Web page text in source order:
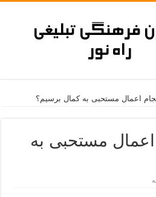
اعمال مستحبی به کمال برسیم؟
اعمال مستحبی به